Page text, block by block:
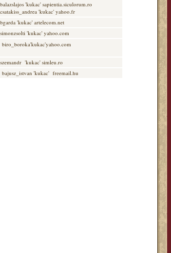
balazslajos 'kukac' sapientia.siculorum.ro
csatakiss_andrea 'kukac' yahoo.fr
bgarda 'kukac' artelecom.net
simonzsolti 'kukac' yahoo.com
biro_boroka'kukac'yahoo.com
szemandr 'kukac' simleu.ro
bajusz_istvan 'kukac' freemail.hu